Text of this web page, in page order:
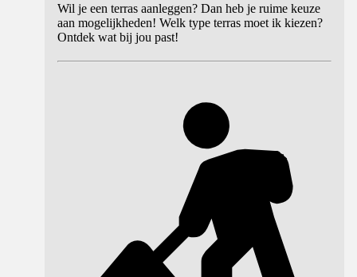
Wil je een terras aanleggen? Dan heb je ruime keuze
aan mogelijkheden! Welk type terras moet ik kiezen?
Ontdek wat bij jou past!